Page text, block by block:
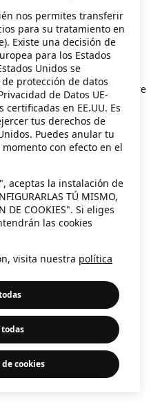
has occurred
the browser console for more
.
nos permites transferir
para su tratamiento en
Existe una decisión de
para los Estados
Unidos se
protección de datos
de Datos UE-
certificadas en EE.UU. Es
tus derechos de
Puedes anular tu
con efecto en el
aceptas la instalación de
TÚ MISMO,
DE COOKIES". Si eliges
las cookies
visita nuestra política
todas
cookies